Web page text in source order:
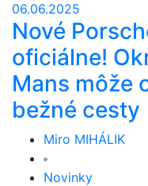
06.06.2025
Nové
oficiálne!
Mans môže
bežné cesty
Miro MIHÁLIK
Novinky